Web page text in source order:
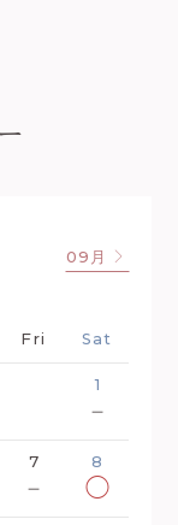
09月
Fri Sat
1
－
7
－
8
◯